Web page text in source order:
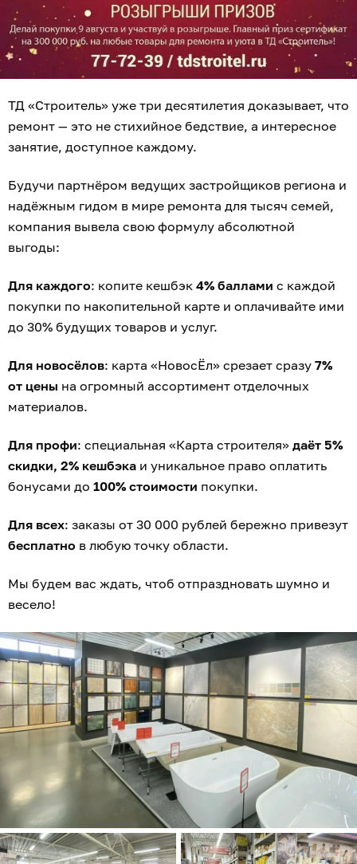
ТД «Строитель» уже три десятилетия доказывает, что
ремонт — это не стихийное бедствие, а интересное
занятие, доступное каждому.
Будучи партнёром ведущих застройщиков региона и
надёжным гидом в мире ремонта для тысяч семей,
компания вывела свою формулу абсолютной
выгоды:
Для каждого: копите кешбэк 4% баллами с каждой
покупки по накопительной карте и оплачивайте ими
до 30% будущих товаров и услуг.
Для новосёлов: карта «НовосЁл» срезает сразу 7%
от цены на огромный ассортимент отделочных
материалов.
Для профи: специальная «Карта строителя» даёт 5%
скидки, 2% кешбэка и уникальное право оплатить
бонусами до 100% стоимости покупки.
Для всех: заказы от 30 000 рублей бережно привезут
бесплатно в любую точку области.
Мы будем вас ждать, чтоб отпраздновать шумно и
весело!